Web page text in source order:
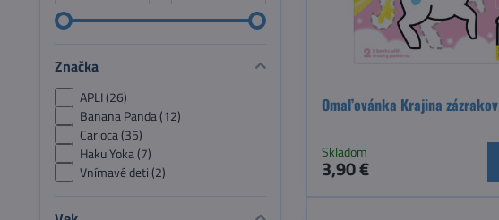
Omaľovánka Krajina zázrakov
Skladom
3,90 €
Značka
APLI (26)
Banana Panda (12)
Carioca (35)
Haku Yoka (7)
Vnímavé deti (2)